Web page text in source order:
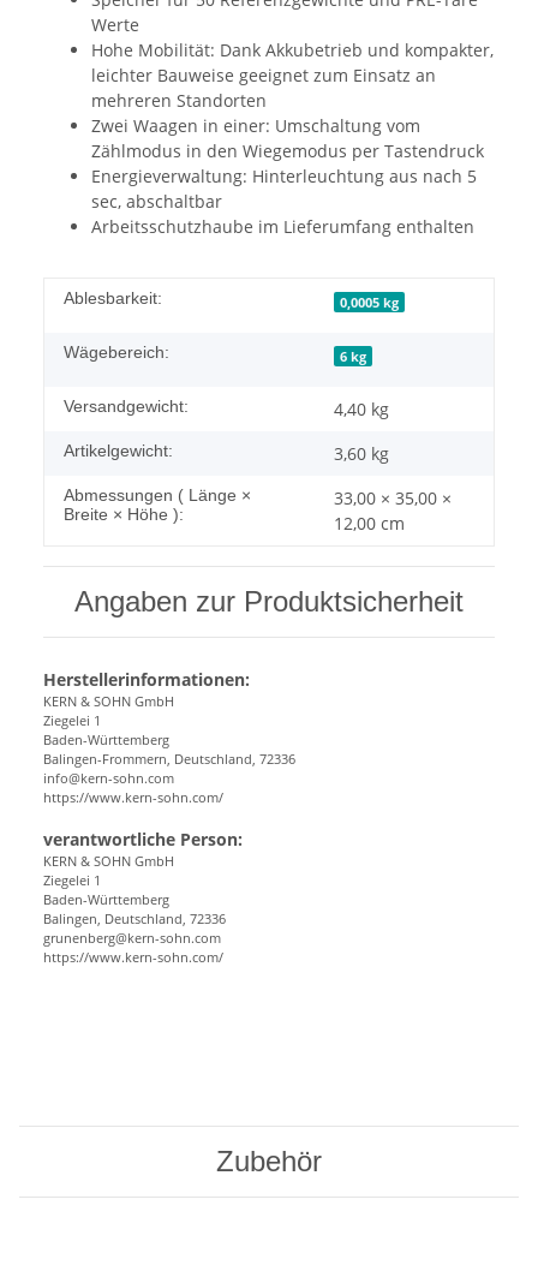
Werte
Hohe Mobilität: Dank Akkubetrieb und kompakter,
leichter Bauweise geeignet zum Einsatz an
mehreren Standorten
Zwei Waagen in einer: Umschaltung vom
Zählmodus in den Wiegemodus per Tastendruck
Energieverwaltung: Hinterleuchtung aus nach 5
sec, abschaltbar
Arbeitsschutzhaube im Lieferumfang enthalten
Ablesbarkeit: 0,0005 kg
Wägebereich: 6 kg
Versandgewicht: 4,40 kg
Artikelgewicht: 3,60 kg
Abmessungen ( Länge ×
Breite × Höhe ):
33,00 × 35,00 ×
12,00 cm
Angaben zur Produktsicherheit
Herstellerinformationen:
KERN & SOHN GmbH
Ziegelei 1
Baden-Württemberg
Balingen-Frommern, Deutschland, 72336
info@kern-sohn.com
https://www.kern-sohn.com/
verantwortliche Person:
KERN & SOHN GmbH
Ziegelei 1
Baden-Württemberg
Balingen, Deutschland, 72336
grunenberg@kern-sohn.com
https://www.kern-sohn.com/
Zubehör